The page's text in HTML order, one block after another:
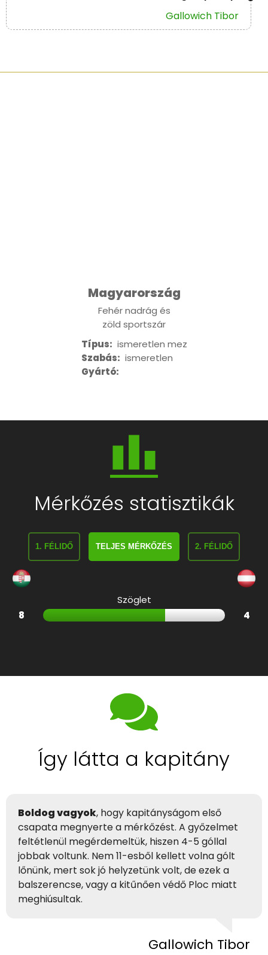
Gallowich Tibor
Magyarország
Fehér nadrág és
zöld sportszár
Típus: ismeretlen mez
Szabás: ismeretlen
Gyártó:
Mérkőzés statisztikák
1. FÉLIDŐ TELJES MÉRKŐZÉS 2. FÉLIDŐ
8
Szöglet
4
Így látta a kapitány
Boldog vagyok, hogy kapitányságom első
csapata megnyerte a mérkőzést. A győzelmet
feltétlenül megérdemeltük, hiszen 4-5 góllal
jobbak voltunk. Nem 11-esből kellett volna gólt
lőnünk, mert sok jó helyzetünk volt, de ezek a
balszerencse, vagy a kitűnően védő Ploc miatt
meghiúsultak.
Gallowich Tibor